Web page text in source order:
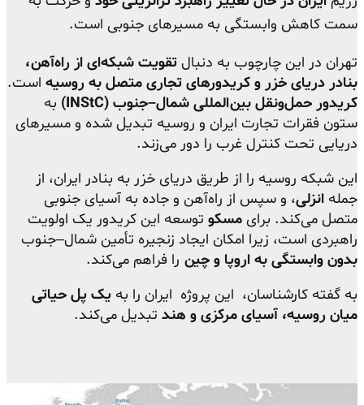
سمت کاهش وابستگی به مسیرهای جنوبی است.
تهران در این چارچوب به دنبال تقویت شبکه‌ای از راه‌آهن،
بنادر دریای خزر و کریدورهای تجاری متصل به روسیه است.
کریدور حمل‌ونقل بین‌المللی شمال–جنوب (INStC)
به
ستون فقرات تجارت ایران و روسیه تبدیل شده و مسیرهای
دریایی تحت کنترل غرب را دور می‌زند.
این شبکه روسیه را از طریق دریای خزر به بنادر ایران، از
جمله انزلی، و سپس از راه‌آهن و جاده به آسیای جنوبی
متصل می‌کند. برای مسکو توسعه این کریدور یک اولویت
راهبردی است، زیرا امکان ایجاد زنجیره تأمین شمال–جنوب
بدون وابستگی به اروپا و چین را فراهم می‌کند.
به گفته کارشناسان، این پروژه ایران را به یک پل حیاتی
میان روسیه، آسیای مرکزی و هند تبدیل می‌کند.